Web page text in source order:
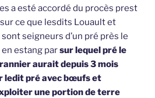
a esté accordé du procès prest
ce que lesdits Louault et
seigneurs d’un pré près le
estang parsur lequel pré le
aurait depuis 3 mois
ledit pré avec bœufs et
une portion de terre